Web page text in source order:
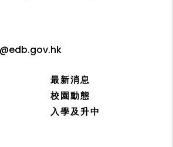
最新消息
校園動態
入學及升中